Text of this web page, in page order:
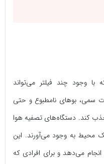
وجود چند فیلتر می‌تواند
سمی، بوهای نامطبوع و حتی
کند. دستگاه‌های تصفیه هوا
یک محیط به وجود می‌آورند. این
می‌دهد و برای افرادی که